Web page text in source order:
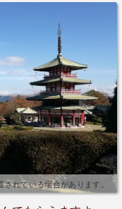
されている場合があります。